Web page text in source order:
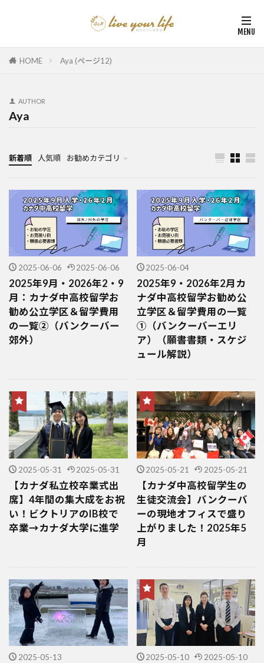
HOME Aya (ページ12)
AUTHOR
Aya
新着順 人気順 お勧めカテゴリ
カナダ中学・高校留学
カナダ親子留学・教育移住
体験談（カナダ高校留学・親子移住）
カナダ留学カウンセリング内容実例集
2025-06-06 2025-06-06
2025年9月・2026年2・9
月：カナダ中高校留学お
勧め公立学区＆留学費用
の一覧②（バンクーバー
郊外）
2025-06-04
2025年9・2026年2月カ
ナダ中高校留学お勧め公
立学区＆留学費用の一覧
①（バンクーバーエリ
ア）（願書書類・スケジ
ュール解説）
2025-05-31 2025-05-31
【カナダ私立校卒業式出
席】4年間の集大成をお祝
い！ビクトリアのIB校で
卒業→カナダ大学に進学
2025-05-21 2025-05-21
【カナダ中高校留学生の
生徒交流会】バンクーバ
ーの現地オフィスで盛り
上がりました！2025年5
月
2025-05-13 2025-05-10 2025-05-10